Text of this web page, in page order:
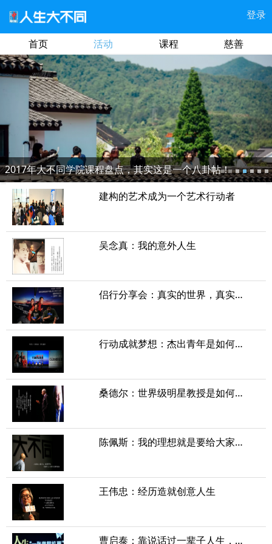
登录
首页 活动 课程 慈善
2017年大不同学院课程盘点，其实这是一个八卦帖！
建构的艺术成为一个艺术行动者
吴念真：我的意外人生
侣行分享会：真实的世界，真实的自己
行动成就梦想：杰出青年是如何炼成的？
桑德尔：世界级明星教授是如何炼成的
陈佩斯：我的理想就是要给大家带来快乐
王伟忠：经历造就创意人生
曹启泰：靠说话过一辈子人生，就图一乐子